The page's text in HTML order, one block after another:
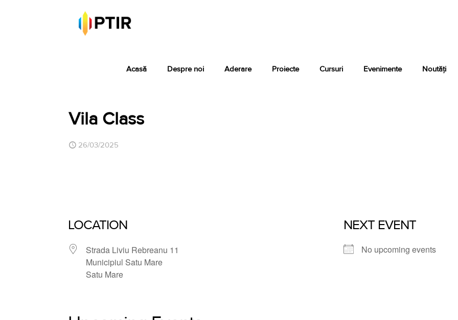
Acasă Despre noi Aderare Proiecte Cursuri Evenimente Noutăți
Vila Class
26/03/2025
LOCATION
Strada Liviu Rebreanu 11
Municipiul Satu Mare
Satu Mare
NEXT EVENT
No upcoming events